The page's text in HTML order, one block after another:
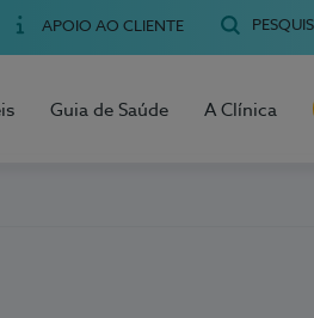
APOIO AO CLIENTE
Guia de Saúde A Clínica